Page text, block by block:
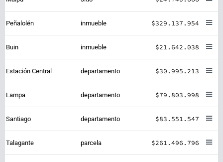
Peñalolén inmueble $329.137.954
Buin inmueble $21.642.038
Estación Central departamento $30.995.213
Lampa departamento $79.803.998
Santiago departamento $83.551.547
Talagante parcela $261.496.796